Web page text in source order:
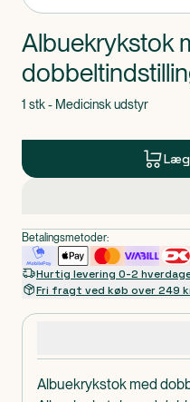
Albuekrykstok med
Albuekrykstok
1 stk - Medicinsk udstyr
Betalingsmetoder:
Hurtig levering 0-2
Fri fragt ved køb over 249